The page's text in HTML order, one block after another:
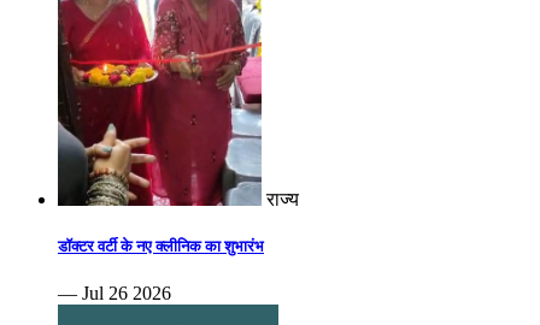
राज्य
डॉक्टर वर्टी के नए क्लीनिक का शुभारंभ
— Jul 26 2026